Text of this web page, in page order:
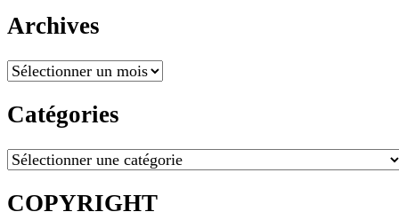
Archives
Archives
Catégories
Catégories
COPYRIGHT